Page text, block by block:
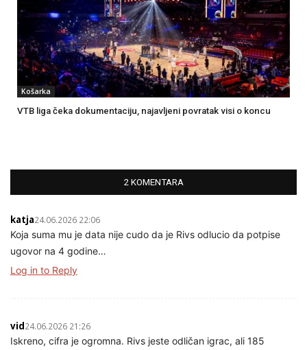
Košarka
VTB liga čeka dokumentaciju, najavljeni povratak visi o koncu
2 KOMENTARA
katja24.06.2026 22:06
Koja suma mu je data nije cudo da je Rivs odlucio da potpise
ugovor na 4 godine…
Log in to Reply
vid24.06.2026 21:26
Iskreno, cifra je ogromna. Rivs jeste odličan igrac, ali 185